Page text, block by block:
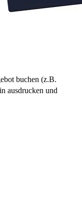
buchen (z.B.
ausdrucken und